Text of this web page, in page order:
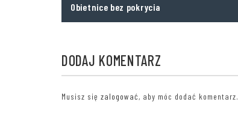
wpisu
Obietnice bez pokrycia
DODAJ KOMENTARZ
Musisz się zalogować, aby móc dodać komentarz.